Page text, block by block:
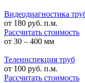
Видеодиагностика
от 180 руб. п.м.
Рассчитать стоимость
от 30 – 400 мм
Телеинспекция труб
от 100 руб. п.м.
Рассчитать стоимость